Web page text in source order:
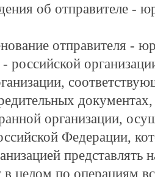
об отправителе -
отправителя -
российской
организации,
Федерации,
представлять
в целом по операциям